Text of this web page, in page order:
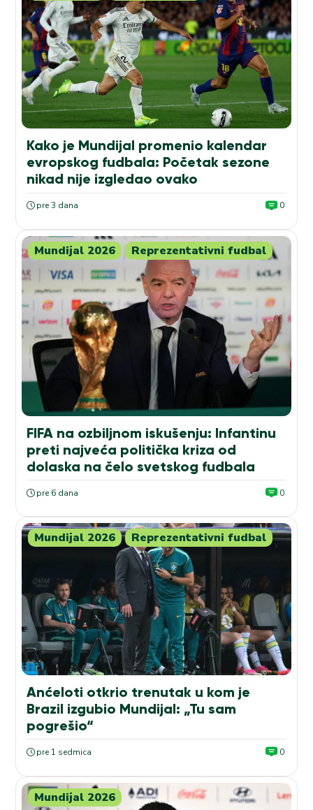
Kako je Mundijal promenio kalendar
evropskog fudbala: Početak sezone
nikad nije izgledao ovako
pre 3 dana 0
Mundijal 2026 Reprezentativni fudbal
FIFA na ozbiljnom iskušenju: Infantinu
preti najveća politička kriza od
dolaska na čelo svetskog fudbala
pre 6 dana 0
Mundijal 2026 Reprezentativni fudbal
Anćeloti otkrio trenutak u kom je
Brazil izgubio Mundijal: „Tu sam
pogrešio“
pre 1 sedmica 0
Mundijal 2026